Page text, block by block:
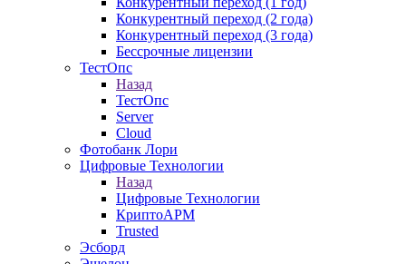
Конкурентный переход (2 года)
Конкурентный переход (3 года)
Бессрочные лицензии
ТестОпс
Назад
ТестОпс
Server
Cloud
Фотобанк Лори
Цифровые Технологии
Назад
Цифровые Технологии
КриптоАРМ
Trusted
Эсборд